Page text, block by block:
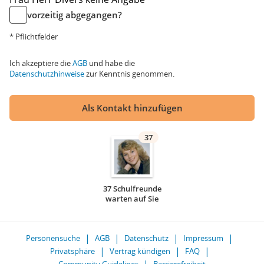
vorzeitig abgegangen?
* Pflichtfelder
Ich akzeptiere dieAGB und habe die
Datenschutzhinweisezur Kenntnis genommen.
Als Kontakt hinzufügen
37
37 Schulfreunde
warten auf Sie
Personensuche AGB Datenschutz
Impressum
Privatsphäre
Vertrag kündigen
FAQ